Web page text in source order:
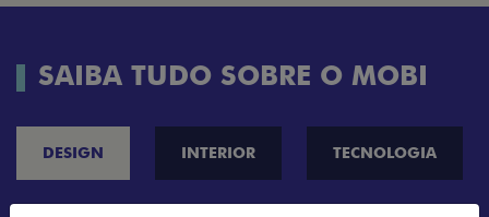
SAIBA TUDO SOBRE O MOBI
DESIGN INTERIOR TECNOLOGIA